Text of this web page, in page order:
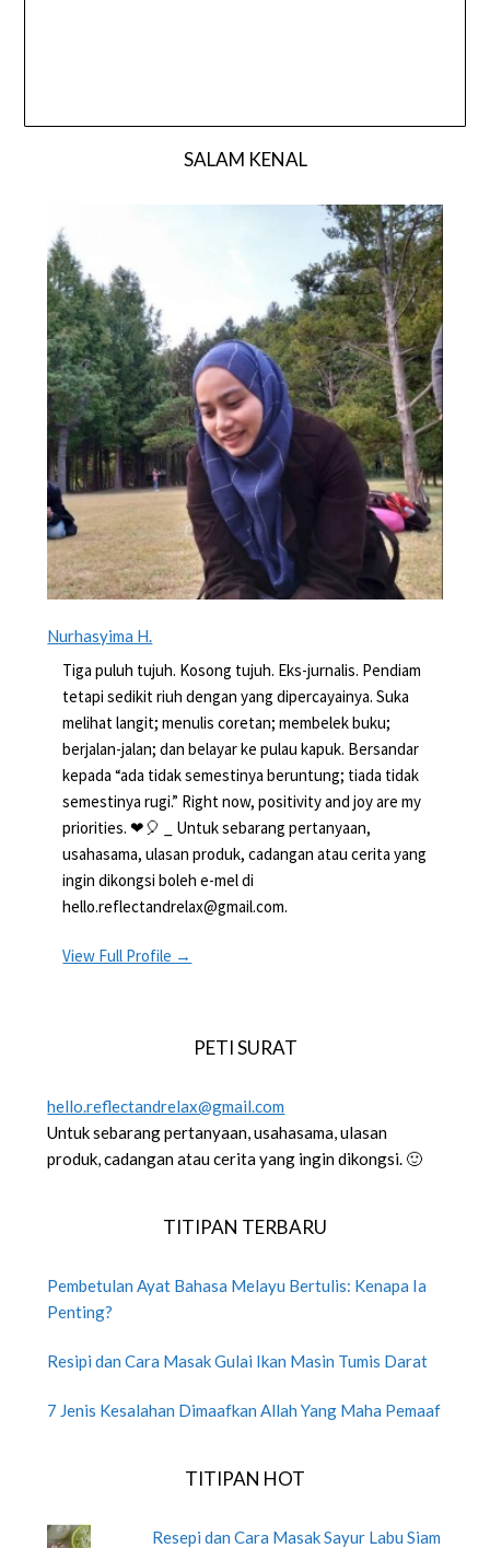
SALAM KENAL
Nurhasyima H.
Tiga puluh tujuh. Kosong tujuh. Eks-jurnalis. Pendiam
tetapi sedikit riuh dengan yang dipercayainya. Suka
melihat langit; menulis coretan; membelek buku;
berjalan-jalan; dan belayar ke pulau kapuk. Bersandar
kepada “ada tidak semestinya beruntung; tiada tidak
semestinya rugi.” Right now, positivity and joy are my
priorities. ❤🎈 _ Untuk sebarang pertanyaan,
usahasama, ulasan produk, cadangan atau cerita yang
ingin dikongsi boleh e-mel di
hello.reflectandrelax@gmail.com.
View Full Profile →
PETI SURAT
hello.reflectandrelax@gmail.com
Untuk sebarang pertanyaan, usahasama, ulasan
produk, cadangan atau cerita yang ingin dikongsi. 🙂
TITIPAN TERBARU
Pembetulan Ayat Bahasa Melayu Bertulis: Kenapa Ia
Penting?
Resipi dan Cara Masak Gulai Ikan Masin Tumis Darat
7 Jenis Kesalahan Dimaafkan Allah Yang Maha Pemaaf
TITIPAN HOT
Resepi dan Cara Masak Sayur Labu Siam